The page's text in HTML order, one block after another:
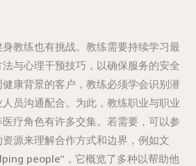
教练也有挑战。教练需要持续学习最
与心理干预技巧，以确保服务的安全
康背景的客户，教练必须学会识别潜
员沟通配合。为此，教练职业与职业
疗角色有许多交集。若需要，可以参
源来理解合作方式和边界，例如文
people”，它概览了多种以帮助他